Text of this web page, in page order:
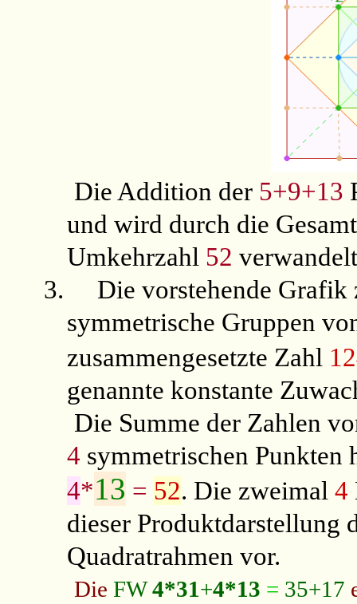
Die Addition der 5+9+13
und wird durch die
Umkehrzahl 52
3.
Die vorstehende
symmetrische Gruppen
zusammengesetzte Zahl
genannte konstante
Die Summe der Zahlen
4 symmetrischen Punkten
4*13 = 52. Die zweimal 4
dieser Produktdarstellung
Quadratrahmen vor.
DieFW4*31+4*13 = 35+17